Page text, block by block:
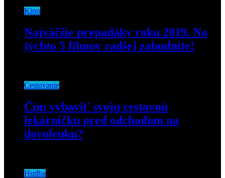
Kino
Najväčšie prepadáky roku 2019. Na
týchto 5 filmov radšej zabudnite!
Cestovanie
Čím vybaviť svoju cestovnú
lekárničku pred odchodom na
dovolenku?
Hudba